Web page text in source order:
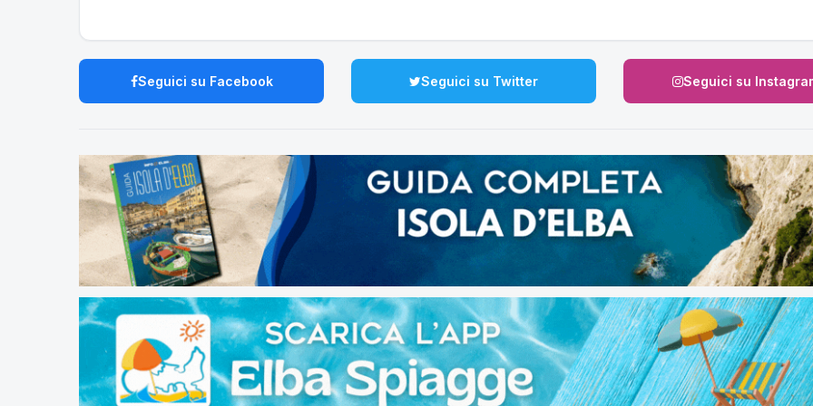
Seguici su Facebook Seguici su Twitter Seguici su